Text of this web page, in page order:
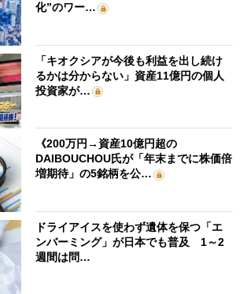
化”のワー…
「キオクシアが今後も利益を出し続け
るかは分からない」資産11億円の個人
投資家が…
《200万円→資産10億円超の
DAIBOUCHOU氏が「年末までに株価倍
増期待」の5銘柄を公…
ドライアイスを使わず遺体を保つ「エ
ンバーミング」が日本でも普及 1～2
週間は問…